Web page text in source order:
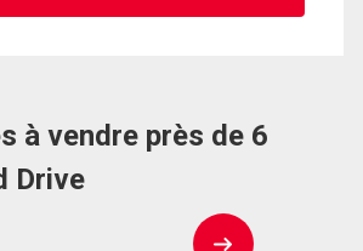
à vendre près de 6
Drive